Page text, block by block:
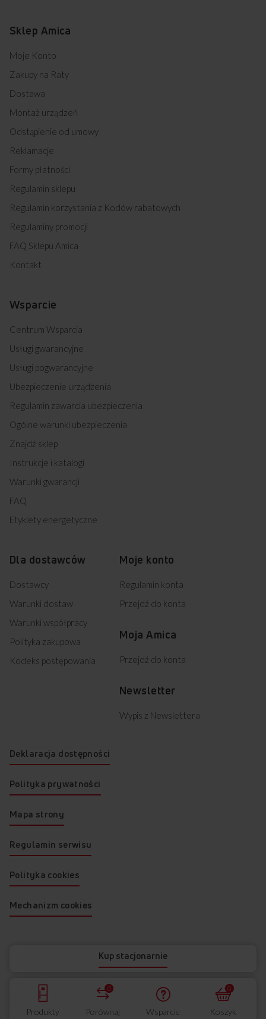
Produkty Porównaj
0
Wsparcie Koszyk
0
Kup stacjonarnie
Sklep Amica
Moje Konto
Zakupy na Raty
Dostawa
Montaż urządzeń
Odstąpienie od umowy
Reklamacje
Formy płatności
Regulamin sklepu
Regulamin korzystania z Kodów rabatowych
Regulaminy promocji
FAQ Sklepu Amica
Kontakt
Wsparcie
Centrum Wsparcia
Usługi gwarancyjne
Usługi pogwarancyjne
Ubezpieczenie urządzenia
Regulamin zawarcia ubezpieczenia
Ogólne warunki ubezpieczenia
Znajdź sklep
Instrukcje i katalogi
Warunki gwarancji
FAQ
Etykiety energetyczne
Dla dostawców
Dostawcy
Warunki dostaw
Warunki współpracy
Polityka zakupowa
Kodeks postępowania
Moje konto
Regulamin konta
Przejdź do konta
Moja Amica
Przejdź do konta
Newsletter
Wypis z Newslettera
© 2026 AMICA
Deklaracja dostępności
Polityka prywatności
Mapa strony
Regulamin serwisu
Polityka cookies
Mechanizm cookies